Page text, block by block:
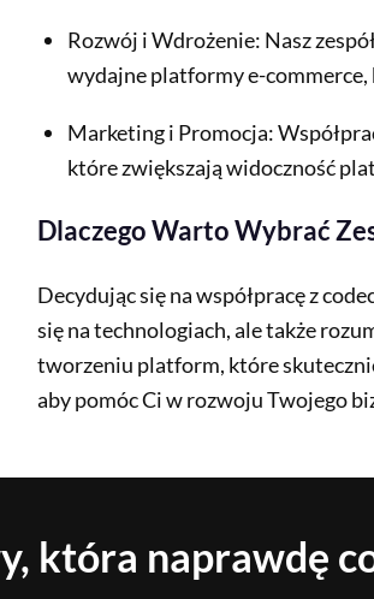
Rozwój i Wdrożenie: Nasz
wydajne platformy e-commerce,
Marketing i Promocja:
które zwiększają widoczność
Dlaczego Warto Wybrać
Decydując się na współpracę z
się na technologiach, ale także
tworzeniu platform, które
aby pomóc Ci w rozwoju Twojego
która naprawdę